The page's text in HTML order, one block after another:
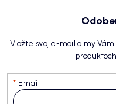
Vložte svoj e-mail a my
Email